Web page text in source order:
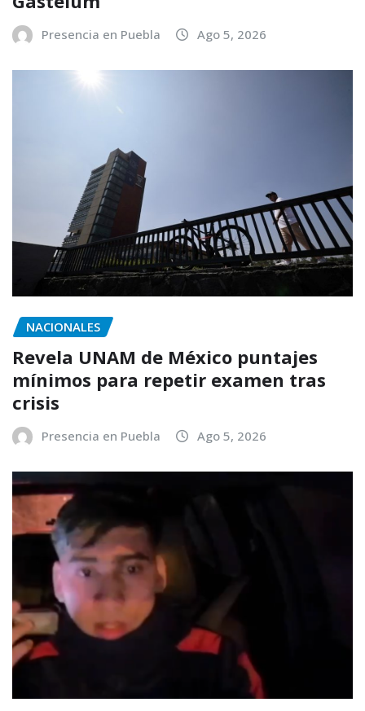
Presencia en Puebla Ago 5, 2026
NACIONALES
Revela UNAM de México puntajes
mínimos para repetir examen tras
crisis
Presencia en Puebla Ago 5, 2026